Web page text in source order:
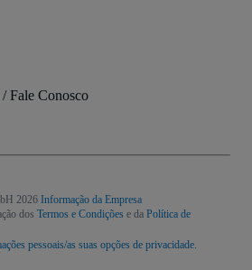
Fale Conosco
2026 Informação da Empresa
dos Termos e Condições e da Política de
pessoais/as suas opções de privacidade.